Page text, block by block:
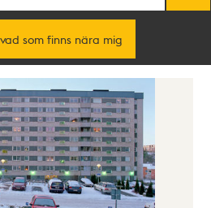
som finns nära mig